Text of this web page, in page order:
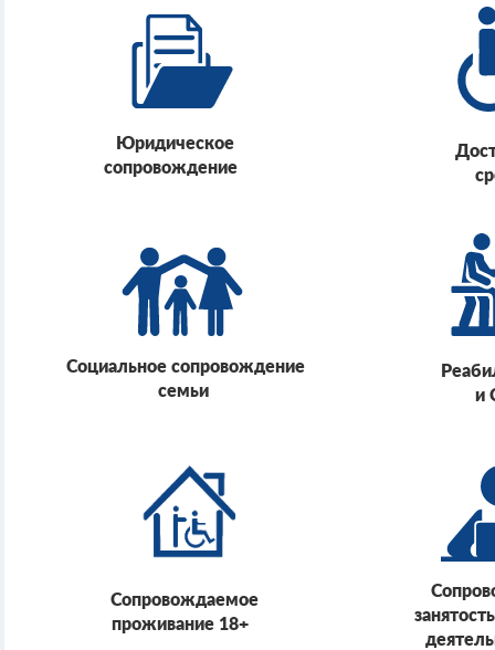
Юридическое
сопровождение
Социальное сопровождение
семьи
и
Сопровождаемое
проживание 18+